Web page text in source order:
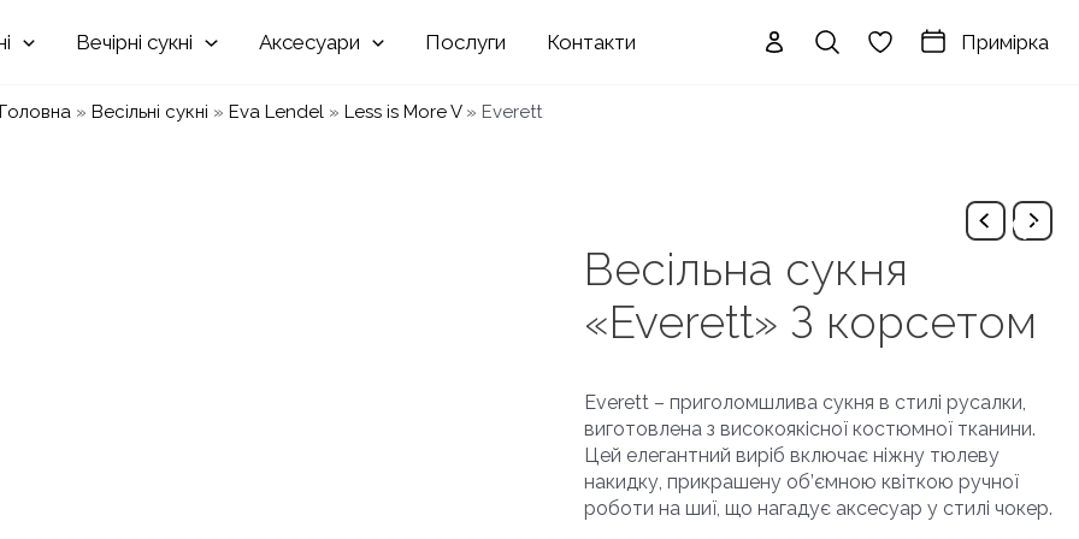
Вечірні Аксесуари Послуги Контакти Примірка
Головна» Весільні сукні » Eva Lendel» Less is More V» Everett
Весільна сукня
«Everett» З корсетом
Everett – приголомшлива сукня в стилі русалки,
виготовлена з високоякісної костюмної тканини.
Цей елегантний виріб включає ніжну тюлеву
накидку, прикрашену об’ємною квіткою ручної
роботи на шиї, що нагадує аксесуар у стилі чокер.